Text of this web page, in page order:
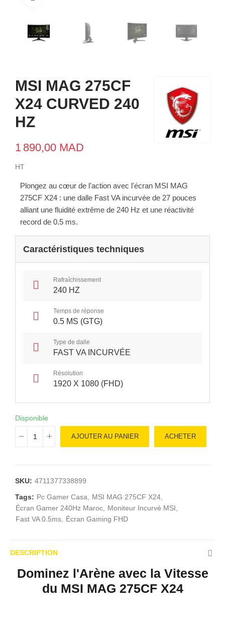
MSI MAG 275CF
X24 CURVED 240
HZ
1 890,00 MAD
HT
Plongez au cœur de l'action avec l'écran MSI MAG
275CF X24 : une dalle Fast VA incurvée de 27 pouces
alliant une fluidité extrême de 240 Hz et une réactivité
record de 0.5 ms.
Caractéristiques techniques
Rafraîchissement
240 HZ
Temps de réponse
0.5 MS (GTG)
Type de dalle
FAST VA INCURVÉE
Résolution
1920 X 1080 (FHD)
Disponible
AJOUTER AU PANIER ACHETER
SKU: 4711377338899
Tags: Pc Gamer Casa
MSI MAG 275CF X24
Écran Gamer 240Hz Maroc
Moniteur Incurvé MSI
Fast VA 0.5ms
Écran Gaming FHD
DESCRIPTION
Dominez l'Arène avec la Vitesse
du MSI MAG 275CF X24